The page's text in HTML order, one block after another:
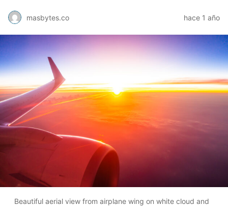
masbytes.co hace 1 año
Beautiful aerial view from airplane wing on white cloud and